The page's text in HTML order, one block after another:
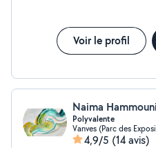
Voir le profil
Naima Hammouni
Polyvalente
Vanves (Parc des
4,9/5 (14 avis)